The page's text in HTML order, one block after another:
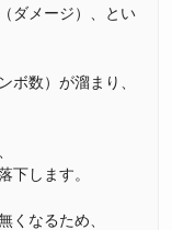
ダメージ）、とい
ボ数）が溜まり、
下します。
くなるため、